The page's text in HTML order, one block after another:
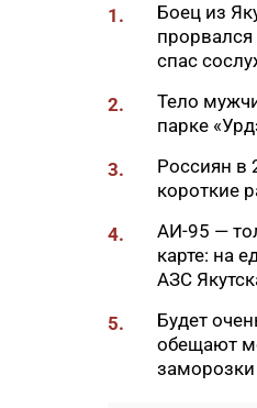
18:18
ВТБ:
расходы
образ
18:16
Сенатор
встречу
Путиным
18:01
Якутии
17:56
33
Якутска
1.
Боец из
прорвался
спас
2.
Тело
парке
3.
Россиян в
короткие
4.
АИ-95 —
карте: на
АЗС
5.
Будет
обещают
заморозки